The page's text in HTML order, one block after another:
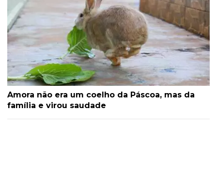
Amora não era um coelho da Páscoa, mas da
família e virou saudade